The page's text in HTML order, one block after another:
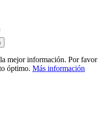
mejor información. Por favor
óptimo. Más información